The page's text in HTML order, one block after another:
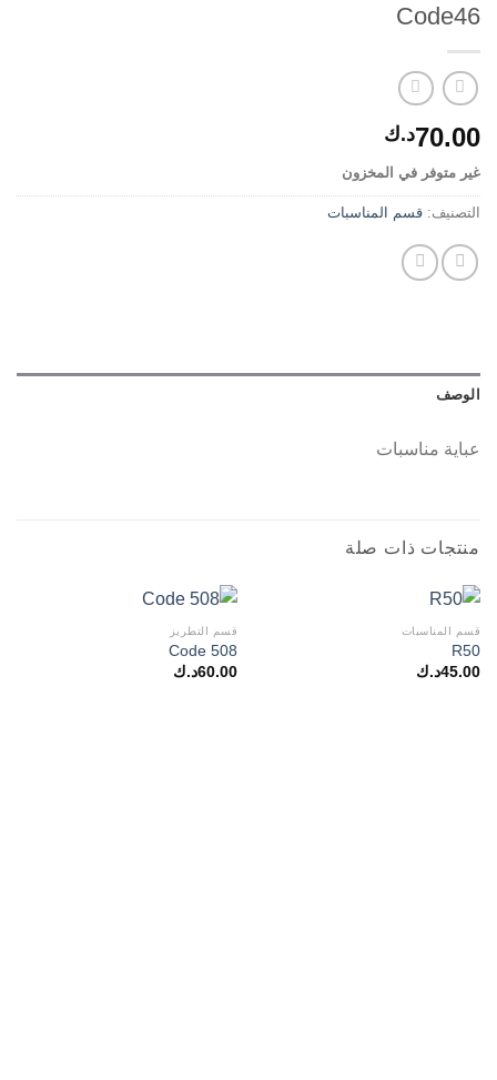
Code46
70.00د.ك
غير متوفر في المخزون
التصنيف: قسم المناسبات
الوصف
عباية مناسبات
منتجات ذات صلة
قسم المناسبات
R50
45.00د.ك
قسم التطريز
Code 508
60.00د.ك